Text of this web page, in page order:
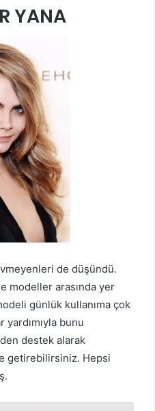
YANA
de düşündü.
modeller arasında yer
günlük kullanıma çok
bunu
destek alarak
getirebilirsiniz. Hepsi